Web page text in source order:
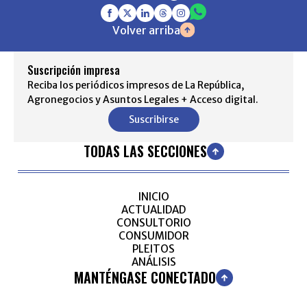
Volver arriba
Suscripción impresa
Reciba los periódicos impresos de La República,
Agronegocios y Asuntos Legales + Acceso digital.
Suscribirse
TODAS LAS SECCIONES
INICIO
ACTUALIDAD
CONSULTORIO
CONSUMIDOR
PLEITOS
ANÁLISIS
MANTÉNGASE CONECTADO